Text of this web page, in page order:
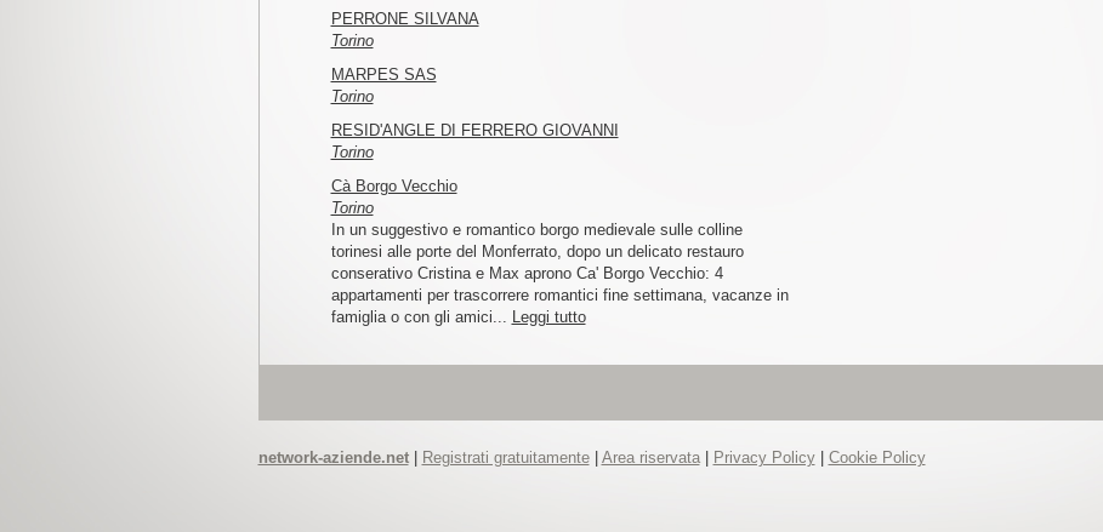
PERRONE SILVANA
Torino
MARPES SAS
Torino
RESID'ANGLE DI FERRERO GIOVANNI
Torino
Cà Borgo Vecchio
Torino
In un suggestivo e romantico borgo medievale sulle colline
torinesi alle porte del Monferrato, dopo un delicato restauro
conserativo Cristina e Max aprono Ca' Borgo Vecchio: 4
appartamenti per trascorrere romantici fine settimana, vacanze in
famiglia o con gli amici... Leggi tutto
network-aziende.net| Registrati gratuitamente| Area riservata| Privacy Policy| Cookie Policy